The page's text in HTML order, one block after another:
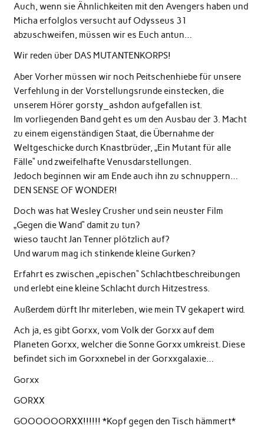
Auch, wenn sie Ähnlichkeiten mit den Avengers haben und
Micha erfolglos versucht auf Odysseus 31
abzuschweifen, müssen wir es Euch antun…
Wir reden über DAS MUTANTENKORPS!
Aber Vorher müssen wir noch Peitschenhiebe für unsere
Verfehlung in der Vorstellungsrunde einstecken, die
unserem Hörer gorsty_ashdon aufgefallen ist.
Im vorliegenden Band geht es um den Ausbau der 3. Macht
zu einem eigenständigen Staat, die Übernahme der
Weltgeschicke durch Knastbrüder, „Ein Mutant für alle
Fälle“ und zweifelhafte Venusdarstellungen.
Jedoch beginnen wir am Ende auch ihn zu schnuppern…
DEN SENSE OF WONDER!
Doch was hat Wesley Crusher und sein neuster Film
„Gegen die Wand“ damit zu tun?
wieso taucht Jan Tenner plötzlich auf?
Und warum mag ich stinkende kleine Gurken?
Erfahrt es zwischen „epischen“ Schlachtbeschreibungen
und erlebt eine kleine Schlacht durch Hitzestress.
Außerdem dürft Ihr miterleben, wie mein TV gekapert wird.
Ach ja, es gibt Gorxx, vom Volk der Gorxx auf dem
Planeten Gorxx, welcher die Sonne Gorxx umkreist. Diese
befindet sich im Gorxxnebel in der Gorxxgalaxie…
Gorxx
GORXX
GOOOOOORXX!!!!!! *Kopf gegen den Tisch hämmert*